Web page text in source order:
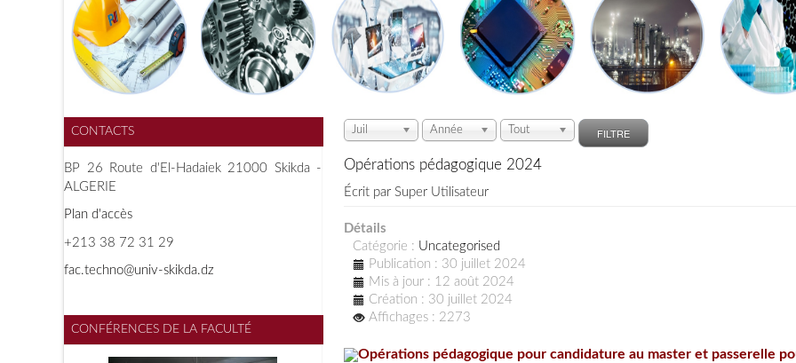
CONTACTS
BP 26 Route d'El-Hadaiek 21000 Skikda -
ALGERIE
Plan d'accès
+213 38 72 31 29
fac.techno@univ-skikda.dz
CONFÉRENCES DE LA FACULTÉ
Juil Année Tout FILTRE
Opérations pédagogique 2024
Écrit par Super Utilisateur
Détails
Catégorie : Uncategorised
Publication : 30 juillet 2024
Mis à jour : 12 août 2024
Création : 30 juillet 2024
Affichages : 2273
Opérations pédagogique pour candidature au master et passerelle